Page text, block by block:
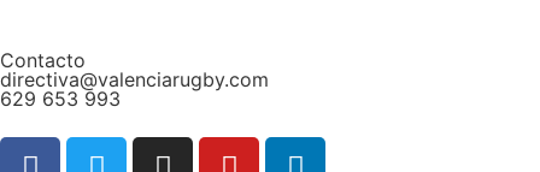
Contacto
directiva@valenciarugby.com
629 653 993